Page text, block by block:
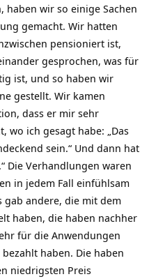
haben wir so einige Sachen
gemacht. Wir hatten
pensioniert ist,
gesprochen, was für
ist, und so haben wir
gestellt. Wir kamen
dass er mir sehr
wo ich gesagt habe: „Das
sein.“ Und dann hat
Die Verhandlungen waren
in jedem Fall einfühlsam
gab andere, die mit dem
haben, die haben nachher
für die Anwendungen
bezahlt haben. Die haben
niedrigsten Preis